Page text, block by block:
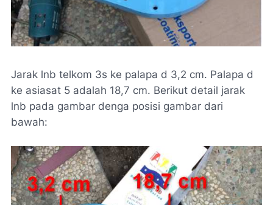
Jarak lnb telkom 3s ke palapa d 3,2 cm. Palapa d
ke asiasat 5 adalah 18,7 cm. Berikut detail jarak
lnb pada gambar denga posisi gambar dari
bawah: